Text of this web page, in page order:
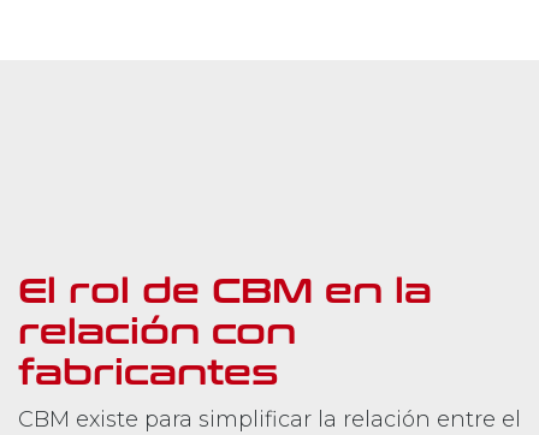
El rol de CBM en la
relación con
fabricantes
CBM existe para simplificar la relación entre el